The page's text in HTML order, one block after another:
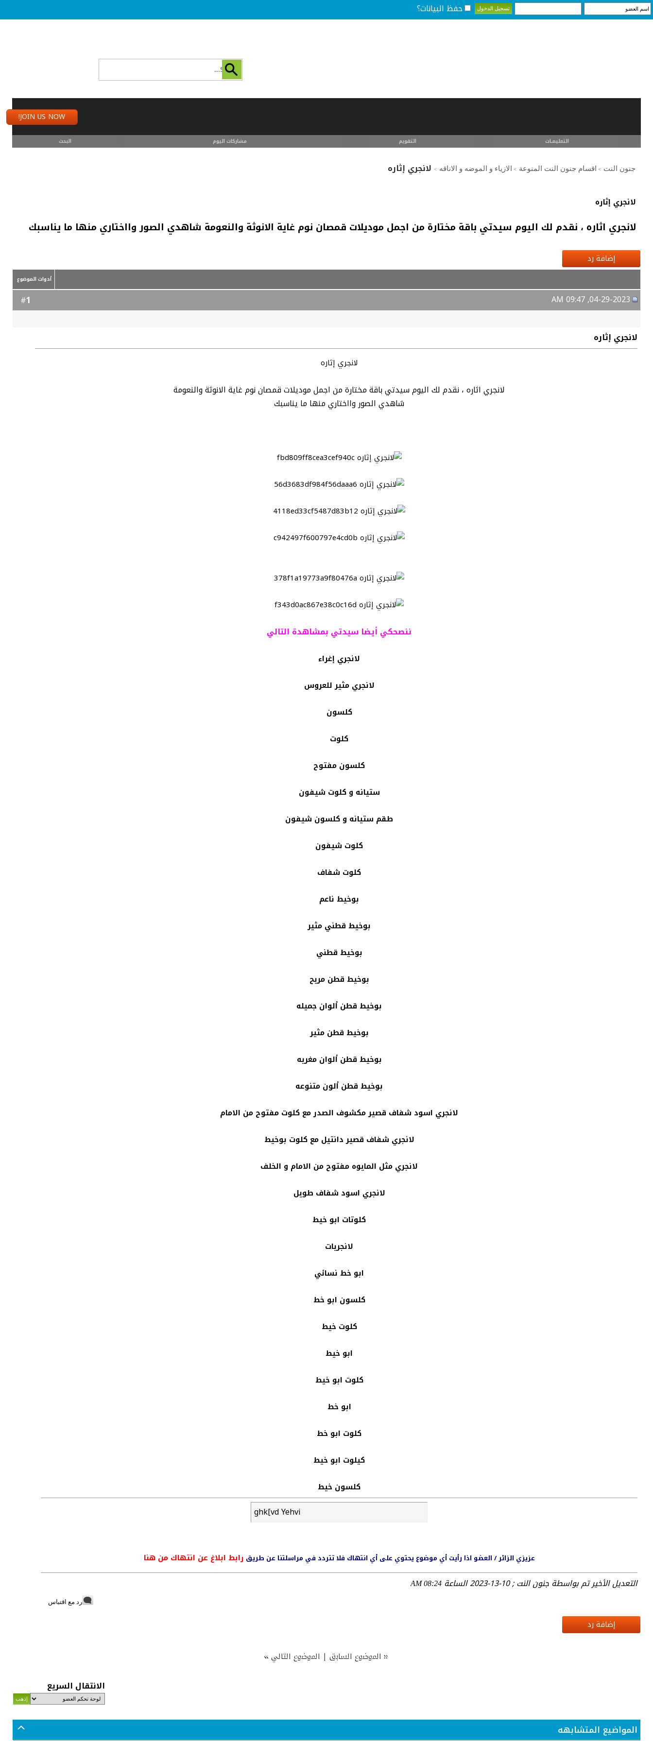
حفظ البيانات؟
JOIN US NOW!
التعليمـــات التقويم مشاركات اليوم البحث
جنون النت > اقسام جنون النت المنوعة > الازياء و الموضه و الاناقه > لانجري إثاره
لانجري إثاره
لانجري اثاره ، نقدم لك اليوم سيدتي باقة مختارة من اجمل موديلات قمصان نوم غاية الانوثة والنعومة شاهدي الصور وااختاري منها ما يناسبك
إضافة رد
أدوات الموضوع
1
لانجري إثاره
لانجري إثاره
لانجري اثاره ، نقدم لك اليوم سيدتي باقة مختارة من اجمل موديلات قمصان نوم غاية الانوثة والنعومة
شاهدي الصور وااختاري منها ما يناسبك
ننصحكي أيضا سيدتي بمشاهدة التالي
لانجري إغراء
لانجري مثير للعروس
كلسون
كلوت
كلسون مفتوح
ستيانه و كلوت شيفون
طقم ستيانه و كلسون شيفون
كلوت شيفون
كلوت شفاف
بوخيط ناعم
بوخيط قطني مثير
بوخيط قطني
بوخيط قطن مريح
بوخيط قطن ألوان جميله
بوخيط قطن مثير
بوخيط قطن ألوان مغريه
بوخيط قطن ألون متنوعه
لانجري اسود شفاف قصير مكشوف الصدر مع كلوت مفتوح من الامام
لانجري شفاف قصير دانتيل مع كلوت بوخيط
لانجري مثل المايوه مفتوح من الامام و الخلف
لانجري اسود شفاف طويل
كلوتات ابو خيط
لانجريات
ابو خط نسائي
كلسون ابو خط
كلوت خيط
ابو خيط
كلوت ابو خيط
ابو خط
كلوت ابو خط
كيلوت ابو خيط
كلسون خيط
ghk[vd Yehvi
عزيزي الزائر / العضو اذا رأيت أي موضوع يحتوي على أي انتهاك فلا تتردد في مراسلتنا عن طريق رابط ابلاغ عن انتهاك من هنا
التعديل الأخير تم بواسطة جنون النت ; 10-13-2023 الساعة 08:24 AM
رد مع اقتباس
إضافة رد
« الموضوع السابق| الموضوع التالي»
الانتقال السريع
المواضيع المتشابهه